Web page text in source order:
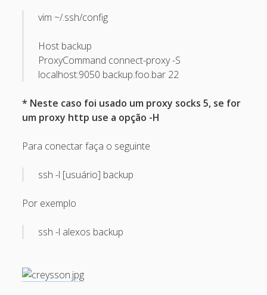
July 2015
December 2014
September 2014
November 2013
October 2013
May 2013
September 2012
vim ~/.ssh/config
Host backup
ProxyCommand connect-proxy -S
localhost:9050 backup.foo.bar 22
* Neste caso foi usado um proxy socks 5, se for
um proxy http use a opção -H
Para conectar faça o seguinte
ssh -l [usuário] backup
Por exemplo
ssh -l alexos backup